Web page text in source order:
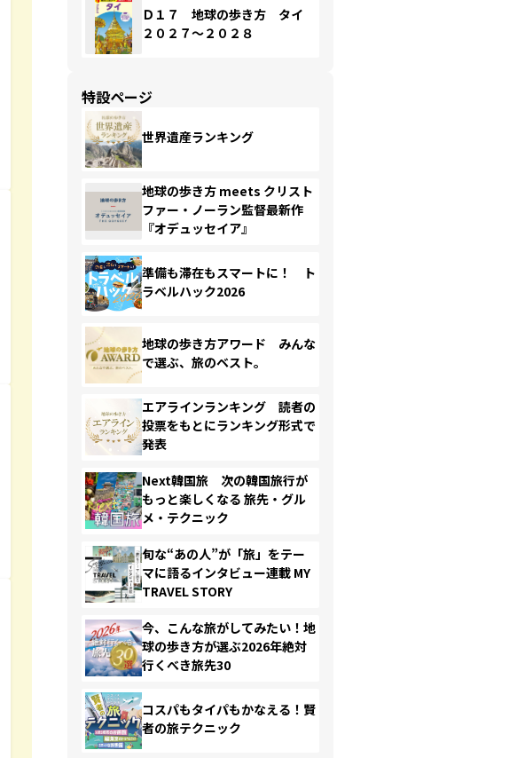
Ｄ１７ 地球の歩き方 タイ
２０２７～２０２８
特設ページ
世界遺産ランキング
地球の歩き方 meets クリスト
ファー・ノーラン監督最新作
『オデュッセイア』
準備も滞在もスマートに！ ト
ラベルハック2026
地球の歩き方アワード みんな
で選ぶ、旅のベスト。
エアラインランキング 読者の
投票をもとにランキング形式で
発表
Next韓国旅 次の韓国旅行が
もっと楽しくなる 旅先・グル
メ・テクニック
旬な“あの人”が「旅」をテー
マに語るインタビュー連載 MY
TRAVEL STORY
今、こんな旅がしてみたい！地
球の歩き方が選ぶ2026年絶対
行くべき旅先30
コスパもタイパもかなえる！賢
者の旅テクニック